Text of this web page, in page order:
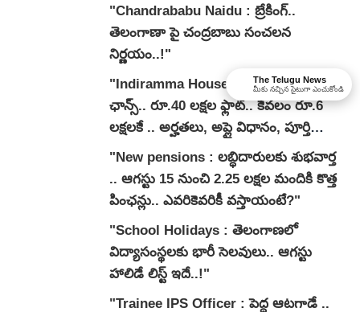
"Chandrababu Naidu : బ్రేకింగ్..
తెలంగాణా పై చంద్రబాబు సంచలన
నిర్ణయం..!"
"Indiramma House: పేదలకు బంపర్
ఛాన్స్.. రూ.40 లక్షల ఫ్లాట్.. కేవలం రూ.6
లక్షలకే .. అర్హతలు, అప్లై విధానం, పూర్తి
వివరాలివే..!"
"New pensions : లబ్ధిదారులకు శుభవార్త
.. ఆగస్టు 15 నుంచి 2.25 లక్షల మందికి కొత్త
పింఛన్లు.. ఎవరికెవరికీ వస్తాయంటే?"
"School Holidays : తెలంగాణలో
విద్యాసంస్థలకు భారీ సెలవులు.. ఆగస్టు
హాలిడే లిస్ట్ ఇదే..!"
"Trainee IPS Officer : పెద్ద ఆటగాడే ..
The Telugu News
మీకు నచ్చిన సైటుగా ఎంచుకోండి